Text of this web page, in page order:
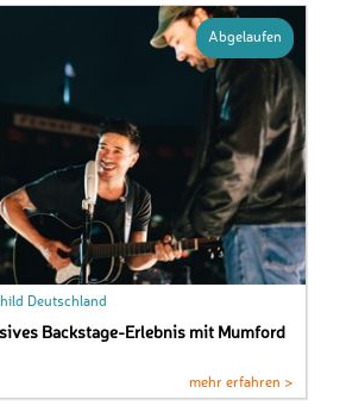
Abgelaufen
Deutschland
Backstage-Erlebnis mit Mumford
mehr erfahren >